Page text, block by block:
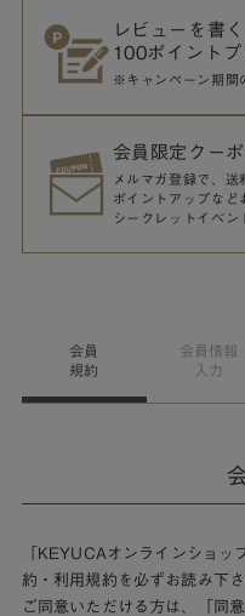
レビューを書く
100ポイントプ
※キャンペーン期間
会員限定クー
メルマガ登録で、送
ポイントアップなど
シークレットイベン
会員
規約
会員情報
入力
「KEYUCAオンラインショッ
約・利用規約を必ずお読み下さ
ご同意いただける方は、「同